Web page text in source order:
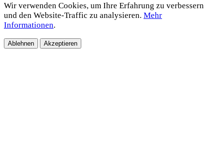
Wir verwenden Cookies, um Ihre Erfahrung zu verbessern
und den Website-Traffic zu analysieren. Mehr
Informationen.
Ablehnen Akzeptieren